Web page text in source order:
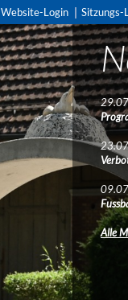
Website-Login Sitzungs-
Alle